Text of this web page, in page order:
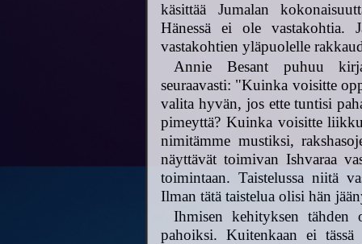
käsittää Jumalan
Hänessä ei ole
vastakohtien yläpuolelle
Annie Besant puhuu
seuraavasti: "Kuinka voisitte
valita hyvän, jos ette tuntisi
pimeyttä? Kuinka voisitte
nimitämme mustiksi,
näyttävät toimivan Ishvaraa
toimintaan. Taistelussa niitä
Ilman tätä taistelua olisi hän
Ihmisen kehityksen tähden
pahoiksi. Kuitenkaan ei tässä